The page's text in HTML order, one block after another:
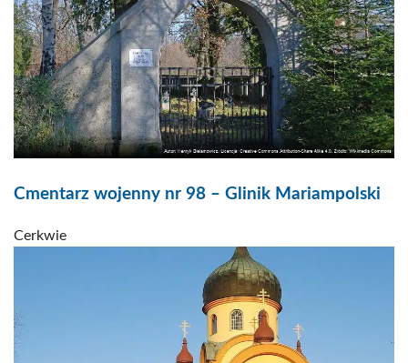
Cmentarz wojenny nr 98 – Glinik Mariampolski
Cerkwie